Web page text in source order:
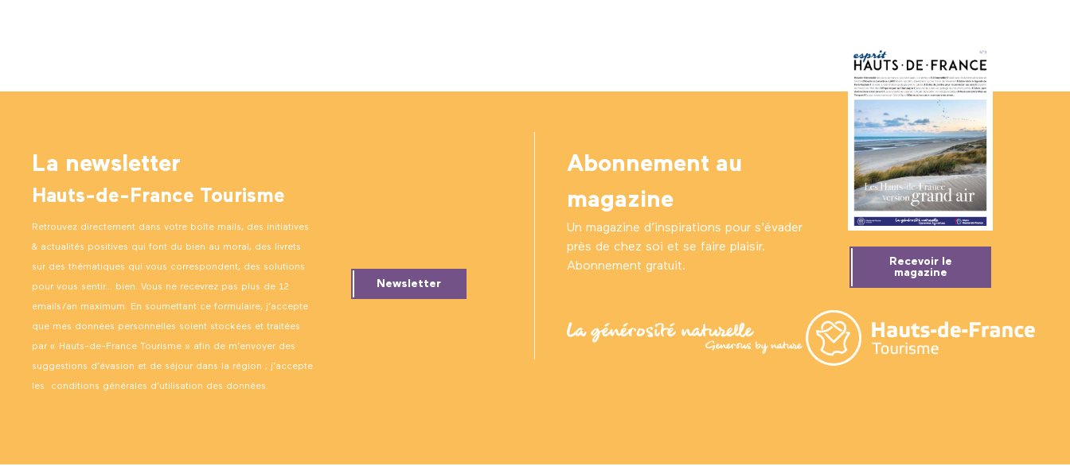
La newsletter
Hauts-de-France Tourisme
Retrouvez directement dans votre boîte mails, des initiatives
& actualités positives qui font du bien au moral, des livrets
sur des thématiques qui vous correspondent, des solutions
pour vous sentir… bien. Vous ne recevrez pas plus de 12
emails/an maximum. En soumettant ce formulaire, j’accepte
que mes données personnelles soient stockées et traitées
par « Hauts-de-France Tourisme » afin de m’envoyer des
suggestions d’évasion et de séjour dans la région ; j’accepte
les conditions générales d’utilisation des données.
Newsletter
Abonnement au
magazine
Un magazine d’inspirations pour s'évader
près de chez soi et se faire plaisir.
Abonnement gratuit.
Recevoir le
magazine